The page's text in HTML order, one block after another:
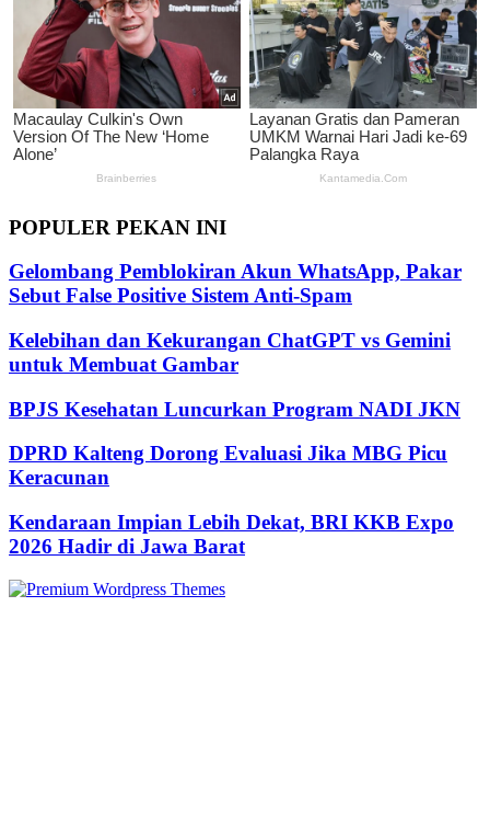
POPULER PEKAN INI
Gelombang Pemblokiran Akun WhatsApp, Pakar
Sebut False Positive Sistem Anti-Spam
Kelebihan dan Kekurangan ChatGPT vs Gemini
untuk Membuat Gambar
BPJS Kesehatan Luncurkan Program NADI JKN
DPRD Kalteng Dorong Evaluasi Jika MBG Picu
Keracunan
Kendaraan Impian Lebih Dekat, BRI KKB Expo
2026 Hadir di Jawa Barat